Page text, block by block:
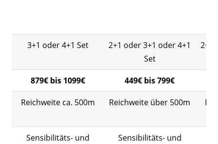
3+1 oder 4+1 Set
2+1 oder 3+1 oder 4+1
Set
2+1
879€ bis 1099€ 449€ bis 799€
Reichweite ca. 500m Reichweite über 500m
Sensibilitäts- und
Sensibilitäts- und